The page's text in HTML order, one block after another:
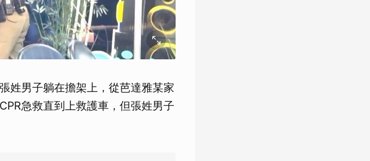
姓男子躺在擔架上，從芭達雅某家
急救直到上救護車，但張姓男子